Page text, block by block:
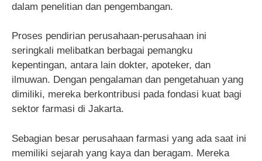
dalam penelitian dan pengembangan.
Proses pendirian perusahaan-perusahaan ini
seringkali melibatkan berbagai pemangku
kepentingan, antara lain dokter, apoteker, dan
ilmuwan. Dengan pengalaman dan pengetahuan yang
dimiliki, mereka berkontribusi pada fondasi kuat bagi
sektor farmasi di Jakarta.
Sebagian besar perusahaan farmasi yang ada saat ini
memiliki sejarah yang kaya dan beragam. Mereka